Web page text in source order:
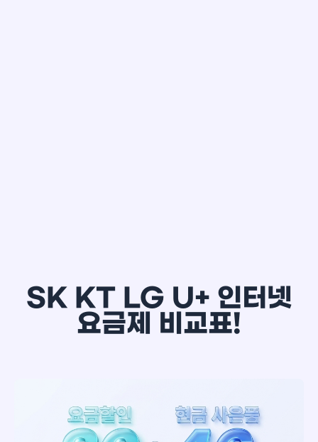
SK KT LG U+ 인터넷
요금제 비교표!